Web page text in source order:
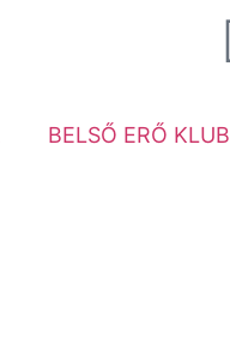
BELSŐ ERŐ KLUB